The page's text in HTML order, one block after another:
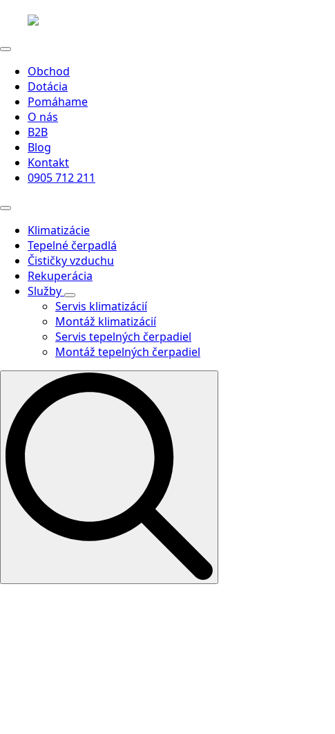
Obchod
Dotácia
Pomáhame
O nás
B2B
Blog
Kontakt
0905 712 211
Klimatizácie
Tepelné čerpadlá
Čističky vzduchu
Rekuperácia
Služby
Servis klimatizácií
Montáž klimatizácií
Servis tepelných čerpadiel
Montáž tepelných čerpadiel